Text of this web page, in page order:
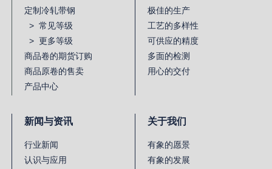
定制冷轧带钢
> 常见等级
> 更多等级
商品卷的期货订购
商品原卷的售卖
产品中心
极佳的生产
工艺的多样性
可供应的精度
多面的检测
用心的交付
新闻与资讯
行业新闻
认识与应用
关于我们
有象的愿景
有象的发展